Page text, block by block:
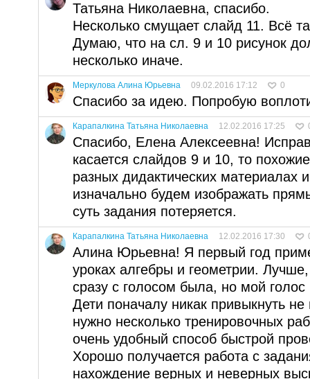
Татьяна Николаевна, спасибо.
Несколько смущает слайд 11. Всё
Думаю, что на сл. 9 и 10 рисунок
несколько иначе.
Меркулова Алина Юрьевна 09.02.2016 17:12 0
Спасибо за идею. Попробую
Карапалкина Татьяна Николаевна 12.02.2016 17:25
Спасибо, Елена Алексеевна!
касается слайдов 9 и 10, то
разных дидактических материалах
изначально будем изображать
суть задания потеряется.
Карапалкина Татьяна Николаевна 12.02.2016 17:30
Алина Юрьевна! Я первый год
уроках алгебры и геометрии.
сразу с голосом была, но мой голос
Дети поначалу никак привыкнуть
нужно несколько тренировочных
очень удобный способ быстрой
Хорошо получается работа с
нахождение верных и неверных